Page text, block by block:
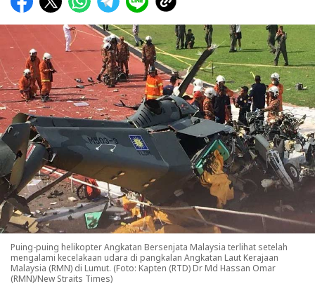
Puing-puing helikopter Angkatan Bersenjata Malaysia terlihat setelah
mengalami kecelakaan udara di pangkalan Angkatan Laut Kerajaan
Malaysia (RMN) di Lumut. (Foto: Kapten (RTD) Dr Md Hassan Omar
(RMN)/New Straits Times)